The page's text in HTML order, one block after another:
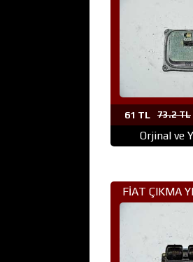
61 TL 73.2 TL
Orjinal ve
FİAT ÇIKMA